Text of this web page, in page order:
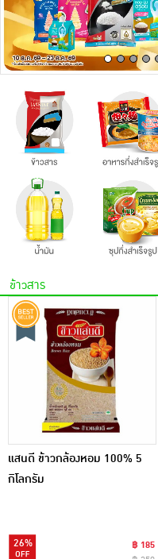
เครื่องดื่มและผงชงดื่ม
เครื่องปรุงรสและของแห้ง
ขนมขบเคี้ยว และช็อคโกแลต
อาหารสด ผัก ผลไม้และเบเกอรี่
มือถือ
พระเครื่อง test pop
ข้าวสาร
แสนดี ข้าวกล้องหอม 100% 5
กิโลกรัม
26%
฿ 185